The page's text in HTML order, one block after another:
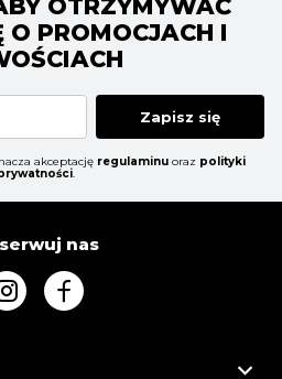
OTRZYMYWAĆ
O PROMOCJACH I
Zapisz się
akceptację regulaminu oraz polityki
.
nas